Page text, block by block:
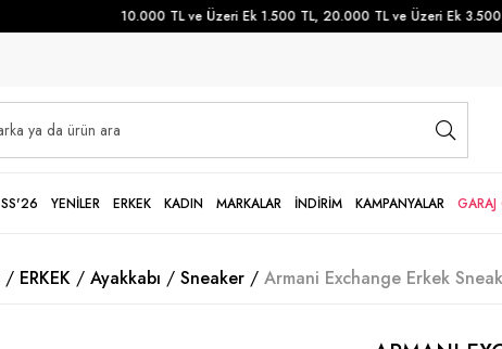
10.000 TL ve Üzeri Ek 1.500 TL, 20.000 TL ve Üzeri Ek 3.500
SS'26 YENİLER ERKEK KADIN MARKALAR İNDİRİM KAMPANYALAR GARAJ
ERKEK Ayakkabı Sneaker Armani Exchange Erkek